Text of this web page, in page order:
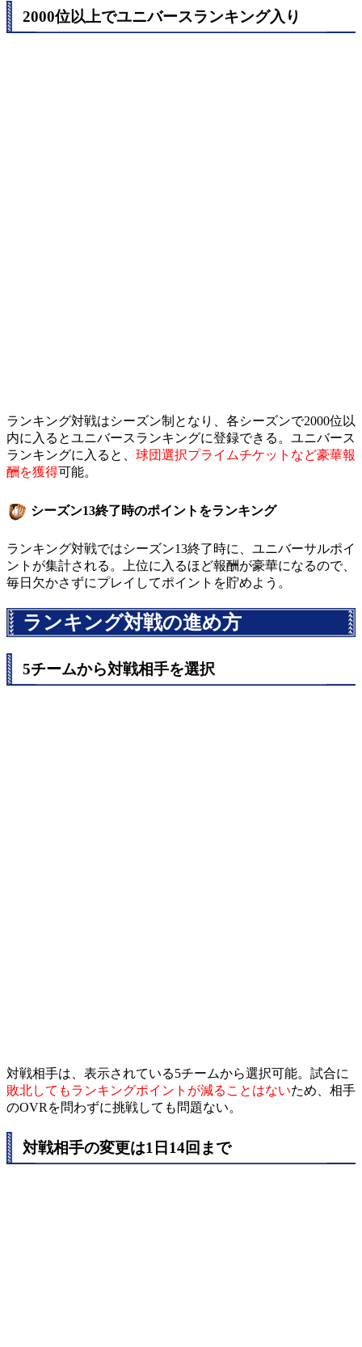
2000位以上でユニバースランキング入り
ランキング対戦はシーズン制となり、各シーズンで2000位以
内に入るとユニバースランキングに登録できる。ユニバース
ランキングに入ると、 球団選択プライムチケットなど豪華報
酬を獲得可能。
シーズン13終了時のポイントをランキング
ランキング対戦ではシーズン13終了時に、ユニバーサルポイ
ントが集計される。上位に入るほど報酬が豪華になるので、
毎日欠かさずにプレイしてポイントを貯めよう。
ランキング対戦の進め方
5チームから対戦相手を選択
対戦相手は、表示されている5チームから選択可能。試合に
敗北してもランキングポイントが減ることはないため、相手
のOVRを問わずに挑戦しても問題ない。
対戦相手の変更は1日14回まで